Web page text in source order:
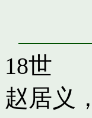
18世
赵居义